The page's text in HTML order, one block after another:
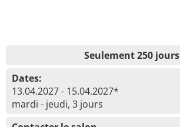
Seulement 250 jours
Dates:
13.04.2027 - 15.04.2027*
mardi - jeudi, 3 jours